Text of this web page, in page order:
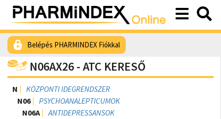
Belépés PHARMINDEX Fiókkal
N06AX26 - ATC KERESŐ
N
KÖZPONTI IDEGRENDSZER
N06
PSYCHOANALEPTICUMOK
N06A
ANTIDEPRESSANSOK